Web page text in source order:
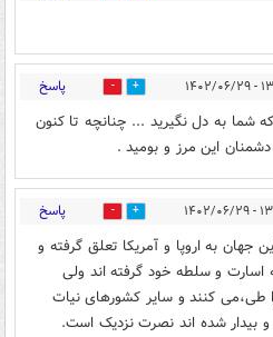
۰۶/۲۹ 1 پاسخ
شما به دل نگیرید ... چنانچه تا کنون
این مرز و بومید .
۰۶/۲۹ 3 پاسخ
جهان به اروپا و آمریکا تعلق گرفته و
و سلطه خود گرفته اند ولی
طی،می کنند و سایر کشورهای نیات
و بیدار شده اند نصرت نزدیک است.